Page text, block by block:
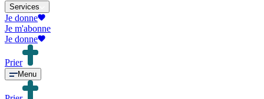
Services
Je donne
Je m'abonne
Je donne
Prier
Menu